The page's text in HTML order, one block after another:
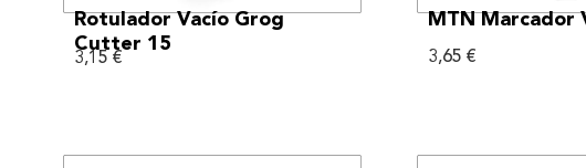
VER MÁS
Rotulador Vacío Grog
Cutter 15
3,15 €
VER
MTN Marcador
3,65 €